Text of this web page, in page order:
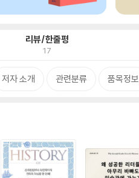
리뷰/한줄평
17
저자 소개 관련분류 품목정보